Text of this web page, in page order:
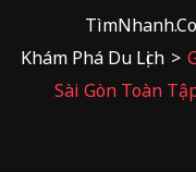
Khám Phá Du Lịch >
Sài Gòn Toàn